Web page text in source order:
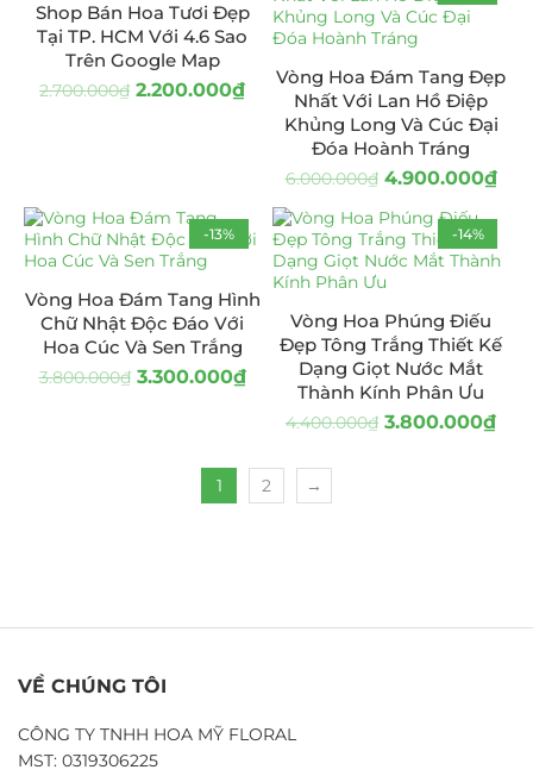
Shop Bán Hoa Tươi Đẹp
Tại TP. HCM Với 4.6 Sao
Trên Google Map
2.700.000₫ 2.200.000₫
Vòng Hoa Đám Tang Đẹp
Nhất Với Lan Hồ Điệp
Khủng Long Và Cúc Đại
Đóa Hoành Tráng
6.000.000₫ 4.900.000₫
-13%
Vòng Hoa Đám Tang Hình
Chữ Nhật Độc Đáo Với
Hoa Cúc Và Sen Trắng
3.800.000₫ 3.300.000₫
-14%
Vòng Hoa Phúng Điếu
Đẹp Tông Trắng Thiết Kế
Dạng Giọt Nước Mắt
Thành Kính Phân Ưu
4.400.000₫ 3.800.000₫
1 2 →
VỀ CHÚNG TÔI
CÔNG TY TNHH HOA MỸ FLORAL
MST: 0319306225